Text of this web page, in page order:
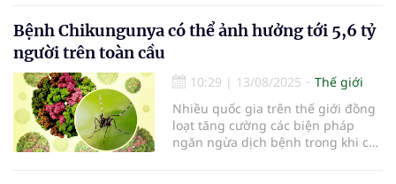
sở.
Bệnh Chikungunya có thể ảnh hưởng tới 5,6 tỷ
người trên toàn cầu
10:29 | 13/08/2025
Thế giới
Nhiều quốc gia trên thế giới đồng
loạt tăng cường các biện pháp
ngăn ngừa dịch bệnh trong khi các